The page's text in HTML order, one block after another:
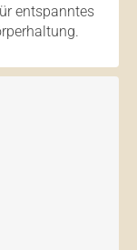
entspanntes